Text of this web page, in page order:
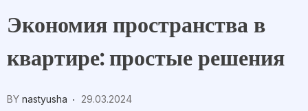
Экономия пространства в
квартире: простые решения
BY nastyusha 29.03.2024